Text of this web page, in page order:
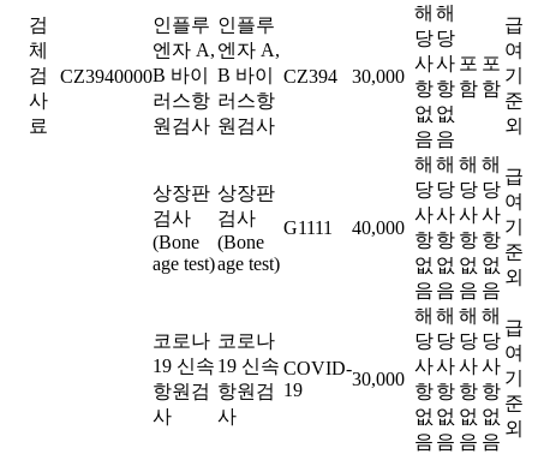
검
체
검
사
료
CZ3940000
인플루
엔자 A,
B 바이
러스항
원검사
인플루
엔자 A,
B 바이
러스항
원검사
CZ394 30,000
해
당
사
항
없
음
해
당
사
항
없
음
포
함
포
함
급
여
기
준
외
상장판
검사
(Bone
age test)
상장판
검사
(Bone
age test)
G1111 40,000
해
당
사
항
없
음
해
당
사
항
없
음
해
당
사
항
없
음
해
당
사
항
없
음
급
여
기
준
외
코로나
19 신속
항원검
사
코로나
19 신속
항원검
사
COVID-
19
30,000
해
당
사
항
없
음
해
당
사
항
없
음
해
당
사
항
없
음
해
당
사
항
없
음
급
여
기
준
외